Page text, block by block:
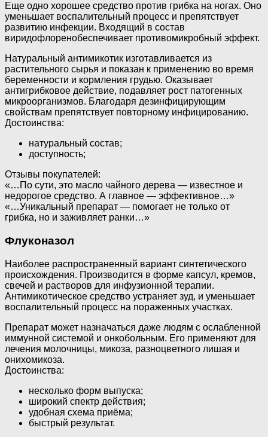
Еще одно хорошее средство против грибка на ногах. Оно
уменьшает воспалительный процесс и препятствует
развитию инфекции. Входящий в состав
виридофлоренобеспечивает противомикробный эффект.
Натуральный антимикотик изготавливается из
растительного сырья и показан к применению во время
беременности и кормления грудью. Оказывает
антигрибковое действие, подавляет рост патогенных
микроорганизмов. Благодаря дезинфицирующим
свойствам препятствует повторному инфицированию.
Достоинства:
натуральный состав;
доступность;
Отзывы покупателей:
«…По сути, это масло чайного дерева — известное и
недорогое средство. А главное — эффективное…»
«…Уникальный препарат — помогает не только от
грибка, но и заживляет ранки…»
Флуконазол
Наиболее распространенный вариант синтетического
происхождения. Производится в форме капсул, кремов,
свечей и растворов для инфузионной терапии.
Антимикотическое средство устраняет зуд, и уменьшает
воспалительный процесс на пораженных участках.
Препарат может назначаться даже людям с ослабленной
иммунной системой и онкобольным. Его применяют для
лечения молочницы, микоза, разноцветного лишая и
онихомикоза.
Достоинства:
несколько форм выпуска;
широкий спектр действия;
удобная схема приёма;
быстрый результат.